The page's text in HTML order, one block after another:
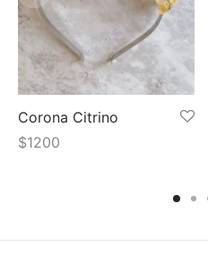
Corona Citrino
$1200